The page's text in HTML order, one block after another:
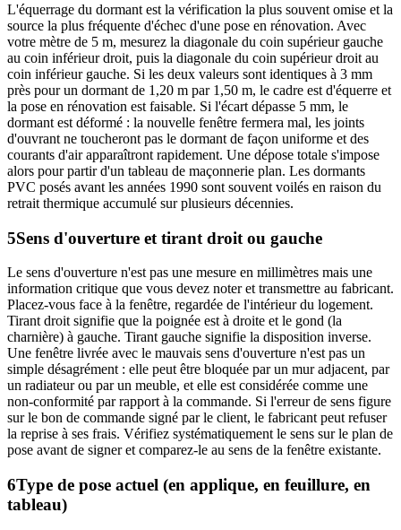
L'équerrage du dormant est la vérification la plus souvent omise et la
source la plus fréquente d'échec d'une pose en rénovation. Avec
votre mètre de 5 m, mesurez la diagonale du coin supérieur gauche
au coin inférieur droit, puis la diagonale du coin supérieur droit au
coin inférieur gauche. Si les deux valeurs sont identiques à 3 mm
près pour un dormant de 1,20 m par 1,50 m, le cadre est d'équerre et
la pose en rénovation est faisable. Si l'écart dépasse 5 mm, le
dormant est déformé : la nouvelle fenêtre fermera mal, les joints
d'ouvrant ne toucheront pas le dormant de façon uniforme et des
courants d'air apparaîtront rapidement. Une dépose totale s'impose
alors pour partir d'un tableau de maçonnerie plan. Les dormants
PVC posés avant les années 1990 sont souvent voilés en raison du
retrait thermique accumulé sur plusieurs décennies.
5Sens d'ouverture et tirant droit ou gauche
Le sens d'ouverture n'est pas une mesure en millimètres mais une
information critique que vous devez noter et transmettre au fabricant.
Placez-vous face à la fenêtre, regardée de l'intérieur du logement.
Tirant droit signifie que la poignée est à droite et le gond (la
charnière) à gauche. Tirant gauche signifie la disposition inverse.
Une fenêtre livrée avec le mauvais sens d'ouverture n'est pas un
simple désagrément : elle peut être bloquée par un mur adjacent, par
un radiateur ou par un meuble, et elle est considérée comme une
non-conformité par rapport à la commande. Si l'erreur de sens figure
sur le bon de commande signé par le client, le fabricant peut refuser
la reprise à ses frais. Vérifiez systématiquement le sens sur le plan de
pose avant de signer et comparez-le au sens de la fenêtre existante.
6Type de pose actuel (en applique, en feuillure, en
tableau)